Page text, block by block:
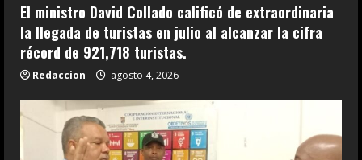
El ministro David Collado calificó de extraordinaria
la llegada de turistas en julio al alcanzar la cifra
récord de 921,718 turistas.
Redaccion agosto 4, 2026